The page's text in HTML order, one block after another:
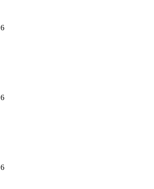
6
6
6